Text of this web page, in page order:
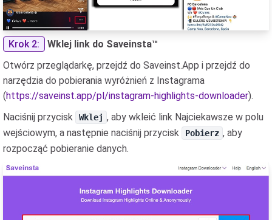
Krok 2:
Wklej link do Saveinsta™
Otwórz przeglądarkę, przejdź do Saveinst.App i przejdź do
narzędzia do pobierania wyróżnień z Instagrama
(https://saveinst.app/pl/instagram-highlights-downloader).
Naciśnij przycisk
Wklej , aby wkleić link Najciekawsze w polu
wejściowym, a następnie naciśnij przycisk
Pobierz , aby
rozpocząć pobieranie danych.